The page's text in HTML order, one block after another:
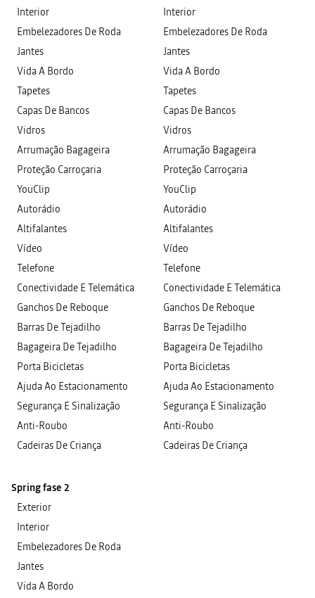
Interior
Embelezadores De Roda
Jantes
Vida A Bordo
Tapetes
Capas De Bancos
Vidros
Arrumação Bagageira
Proteção Carroçaria
YouClip
Autorádio
Altifalantes
Vídeo
Telefone
Conectividade E Telemática
Ganchos De Reboque
Barras De Tejadilho
Bagageira De Tejadilho
Porta Bicicletas
Ajuda Ao Estacionamento
Segurança E Sinalização
Anti-Roubo
Cadeiras De Criança
Interior
Embelezadores De Roda
Jantes
Vida A Bordo
Tapetes
Capas De Bancos
Vidros
Arrumação Bagageira
Proteção Carroçaria
YouClip
Autorádio
Altifalantes
Vídeo
Telefone
Conectividade E Telemática
Ganchos De Reboque
Barras De Tejadilho
Bagageira De Tejadilho
Porta Bicicletas
Ajuda Ao Estacionamento
Segurança E Sinalização
Anti-Roubo
Cadeiras De Criança
Spring fase 2
Exterior
Interior
Embelezadores De Roda
Jantes
Vida A Bordo